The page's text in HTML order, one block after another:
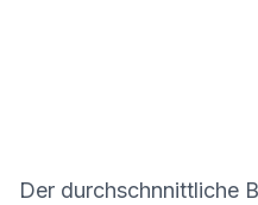
Der durchschnnittliche